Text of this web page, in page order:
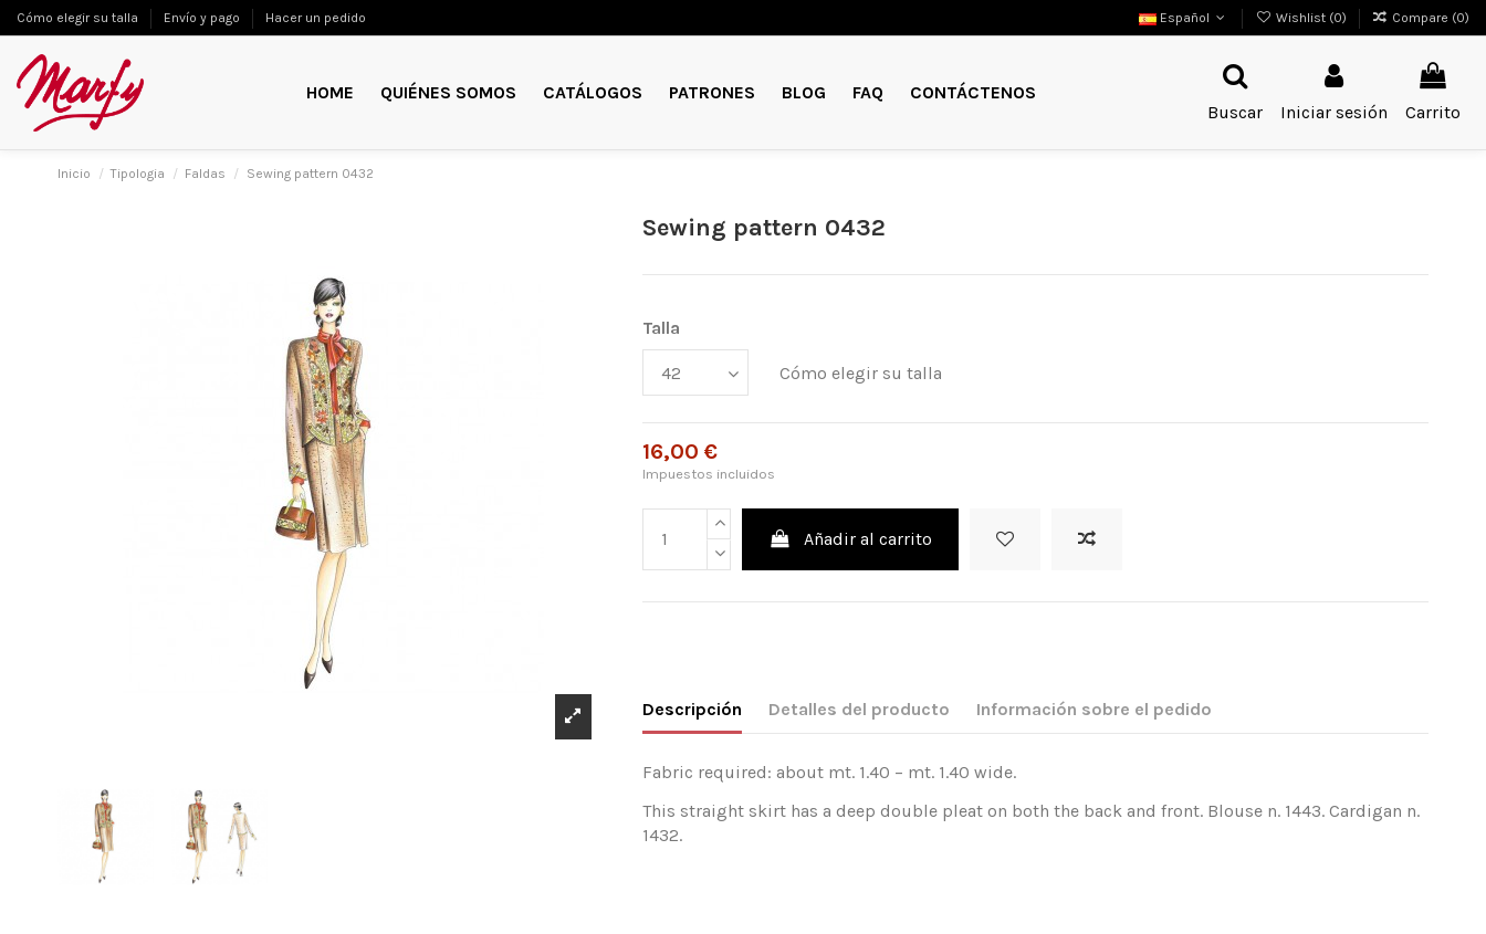
Cómo elegir su talla Envío y pago Hacer un pedido Español Wishlist (0) Compare (0)
HOME QUIÉNES SOMOS CATÁLOGOS PATRONES BLOG FAQ
CONTÁCTENOS
Buscar
Iniciar sesión Carrito
Inicio Tipologia Faldas Sewing pattern 0432
Sewing pattern 0432
Talla
Cómo elegir su talla
16,00 €
Impuestos incluidos
Añadir al carrito
Descripción Detalles del producto Información sobre el pedido
Fabric required: about mt. 1.40 – mt. 1.40 wide.
This straight skirt has a deep double pleat on both the back and front. Blouse n. 1443. Cardigan n.
1432.